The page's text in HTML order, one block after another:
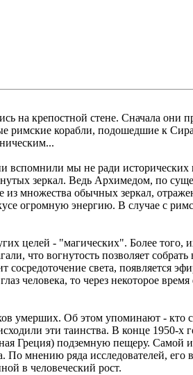
на крепостной стене. Сначала они
римские корабли, подошедшие к
вспомнили мы не ради исторических
зеркал. Ведь Архимедом, по
из множества обычных зеркал,
огромную энергию. В случае с
целей - "магических". Более того,
что вогнутость позволяет
света, появляется
человека, то через некоторое время
умерших. Об этом упоминают - кто
эти таинства. В конце 1950-х
Греция) подземную пещеру. Самой
По мнению ряда исследователей, его
в человеческий рост.